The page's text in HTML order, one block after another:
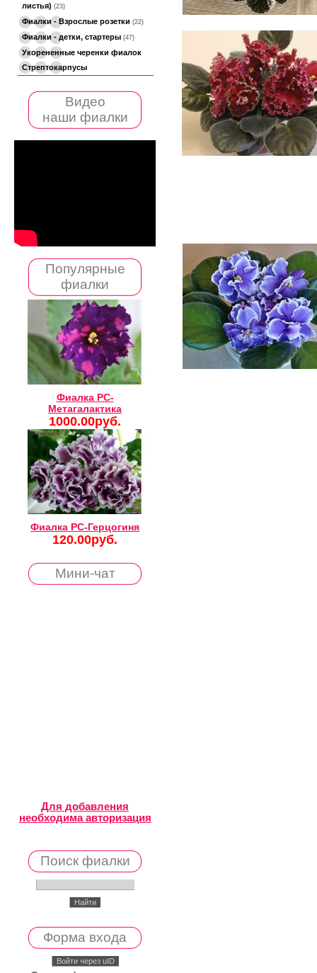
листья) (23)
Фиалки - Взрослые розетки (22)
Фиалки - детки, стартеры (47)
Укорененные черенки фиалок
Стрептокарпусы
Видео
наши фиалки
Популярные
фиалки
Фиалка РС-
Метагалактика
1000.00руб.
Фиалка РС-Герцогиня
120.00руб.
Мини-чат
Для добавления
необходима авторизация
Поиск фиалки
Форма входа
Войти через uID